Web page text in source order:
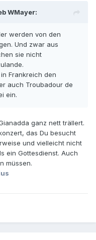
WMayer:
werden von den
Und zwar aus
sie nicht
Frankreich den
auch Troubadour de
ein.
ganz nett trällert.
das Du besucht
und vielleicht nicht
ein Gottesdienst. Auch
müssen.